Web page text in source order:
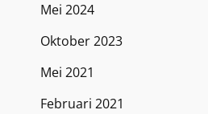
Mei 2024
Oktober 2023
Mei 2021
Februari 2021